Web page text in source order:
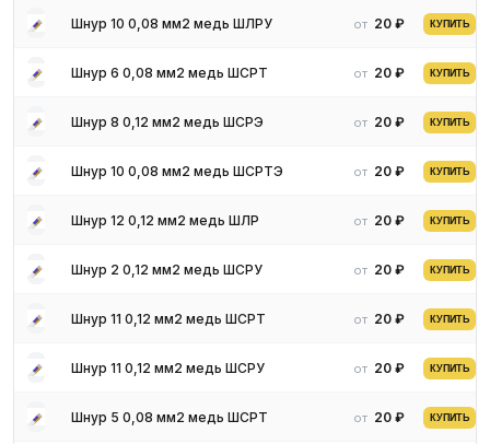
Шнур 10 0,08 мм2 медь ШЛРУ от 20 ₽ КУПИТЬ
Шнур 6 0,08 мм2 медь ШСРТ от 20 ₽ КУПИТЬ
Шнур 8 0,12 мм2 медь ШСРЭ от 20 ₽ КУПИТЬ
Шнур 10 0,08 мм2 медь ШСРТЭ от 20 ₽ КУПИТЬ
Шнур 12 0,12 мм2 медь ШЛР от 20 ₽ КУПИТЬ
Шнур 2 0,12 мм2 медь ШСРУ от 20 ₽ КУПИТЬ
Шнур 11 0,12 мм2 медь ШСРТ от 20 ₽ КУПИТЬ
Шнур 11 0,12 мм2 медь ШСРУ от 20 ₽ КУПИТЬ
Шнур 5 0,08 мм2 медь ШСРТ от 20 ₽ КУПИТЬ